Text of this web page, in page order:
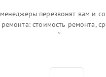
перезвонят вам и
ремонта: стоимость ремонта,
гарантийные условия